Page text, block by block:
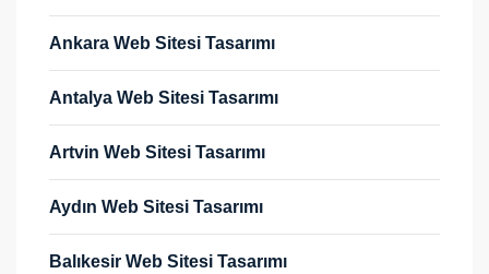
Ankara Web Sitesi Tasarımı
Antalya Web Sitesi Tasarımı
Artvin Web Sitesi Tasarımı
Aydın Web Sitesi Tasarımı
Balıkesir Web Sitesi Tasarımı